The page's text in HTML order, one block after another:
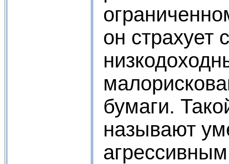
он страхует
бумаги.
называют